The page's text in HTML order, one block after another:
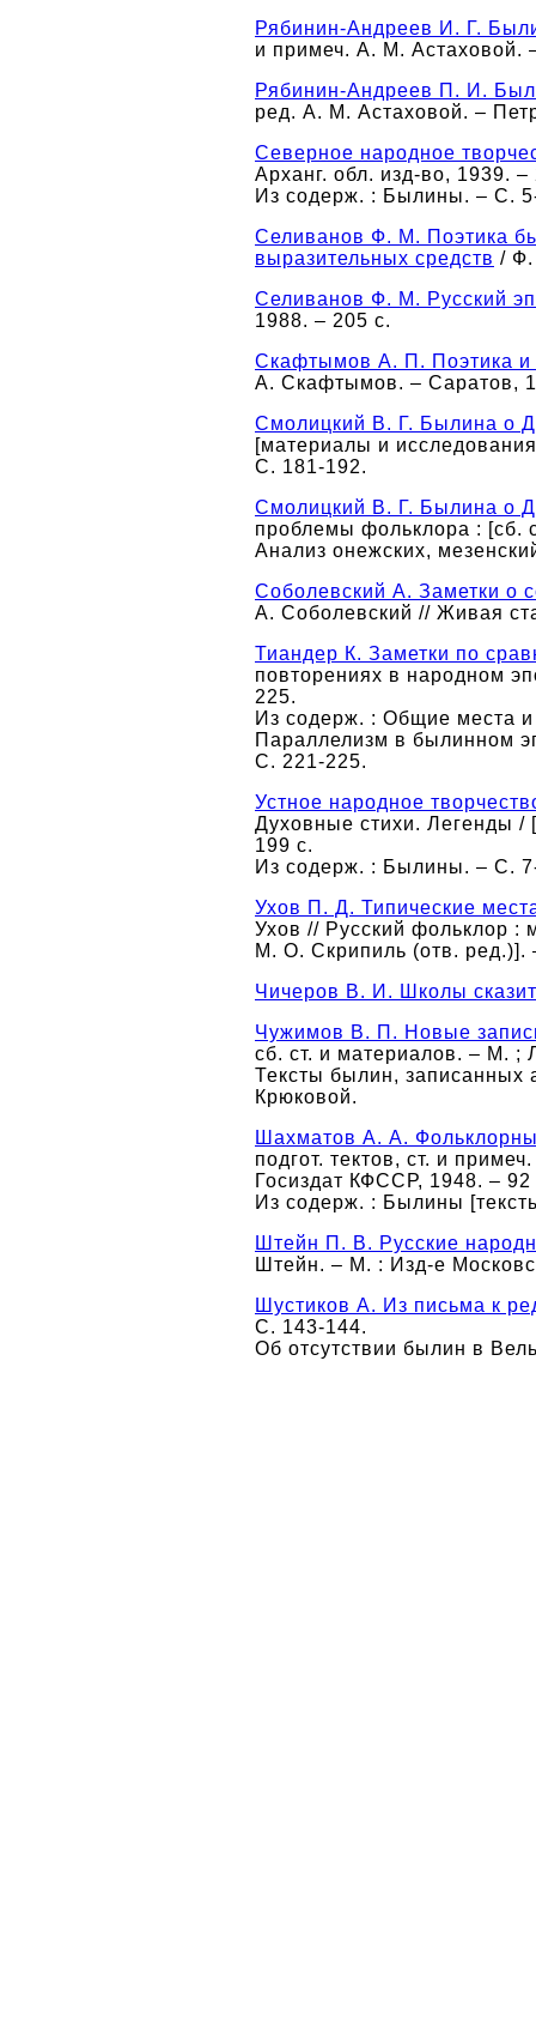
Рябинин-Андреев И. Г.
и примеч. А. М. Астаховой.
Рябинин-Андреев П. И.
ред. А. М. Астаховой. –
Северное народное
Арханг. обл. изд-во, 1939. –
Из содерж. : Былины. – С.
Селиванов Ф. М. Поэтика
выразительных средств / Ф.
Селиванов Ф. М. Русский
1988. – 205 с.
Скафтымов А. П. Поэтика и
А. Скафтымов. – Саратов,
Смолицкий В. Г. Былина о
[материалы и
С. 181-192.
Смолицкий В. Г. Былина о
проблемы фольклора : [сб.
Анализ онежских,
Соболевский А. Заметки о
А. Соболевский // Живая
Тиандер К. Заметки по
повторениях в народном
225.
Из содерж. : Общие места
Параллелизм в былинном
С. 221-225.
Устное народное
Духовные стихи. Легенды
199 с.
Из содерж. : Былины. – С.
Ухов П. Д. Типические
Ухов // Русский фольклор :
М. О. Скрипиль (отв.
Чичеров В. И. Школы
Чужимов В. П. Новые
сб. ст. и материалов. – М.
Тексты былин, записанных
Крюковой.
Шахматов А. А.
подгот. тектов, ст. и
Госиздат КФССР, 1948. – 92
Из содерж. : Былины
Штейн П. В. Русские
Штейн. – М. : Изд-е
Шустиков А. Из письма к
С. 143-144.
Об отсутствии былин в